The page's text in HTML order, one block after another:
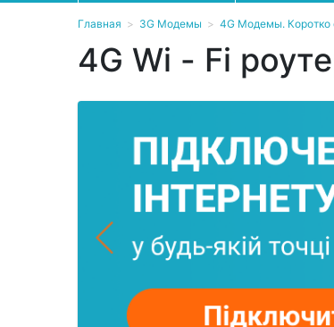
Главная > 3G Модемы > 4G Модемы. Коротко
4G Wi - Fi